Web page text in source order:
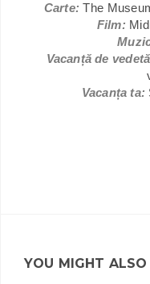
Carte: The
Film:
Vacanță de
Vacanța ta:
YOU MIGHT ALSO